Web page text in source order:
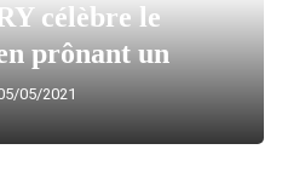
célèbre le
prônant un
05/2021